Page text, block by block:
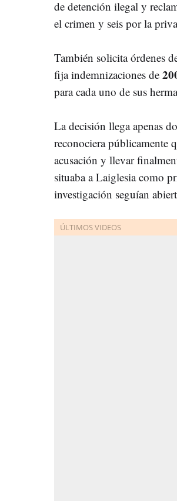
de detención ilegal y
el crimen y seis por la
También solicita órdenes
fija indemnizaciones de
para cada uno de sus
La decisión llega apenas
reconociera públicamente
acusación y llevar
situaba a Laiglesia como
investigación seguían